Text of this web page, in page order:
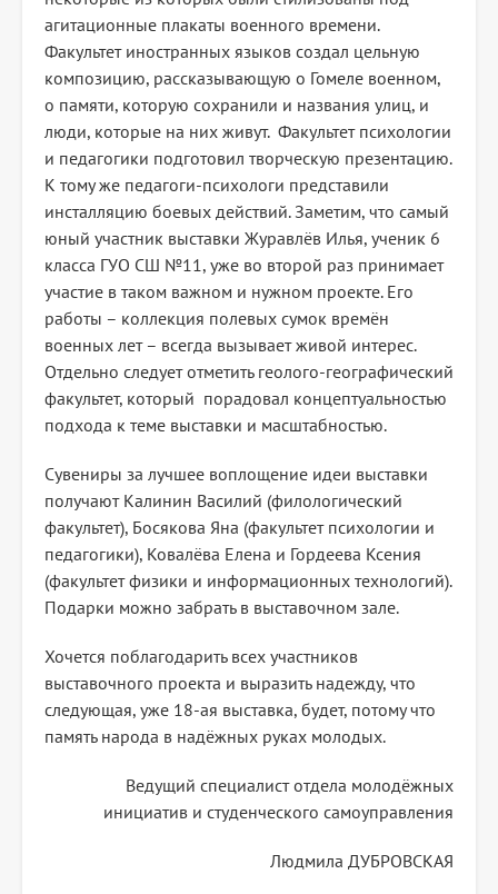
агитационные плакаты военного времени.
Факультет иностранных языков создал цельную
композицию, рассказывающую о Гомеле военном,
о памяти, которую сохранили и названия улиц, и
люди, которые на них живут. Факультет психологии
и педагогики подготовил творческую презентацию.
К тому же педагоги-психологи представили
инсталляцию боевых действий. Заметим, что самый
юный участник выставки Журавлёв Илья, ученик 6
класса ГУО СШ №11, уже во второй раз принимает
участие в таком важном и нужном проекте. Его
работы – коллекция полевых сумок времён
военных лет – всегда вызывает живой интерес.
Отдельно следует отметить геолого-географический
факультет, который порадовал концептуальностью
подхода к теме выставки и масштабностью.
Сувениры за лучшее воплощение идеи выставки
получают Калинин Василий (филологический
факультет), Босякова Яна (факультет психологии и
педагогики), Ковалёва Елена и Гордеева Ксения
(факультет физики и информационных технологий).
Подарки можно забрать в выставочном зале.
Хочется поблагодарить всех участников
выставочного проекта и выразить надежду, что
следующая, уже 18-ая выставка, будет, потому что
память народа в надёжных руках молодых.
Ведущий специалист отдела молодёжных
инициатив и студенческого самоуправления
Людмила ДУБРОВСКАЯ